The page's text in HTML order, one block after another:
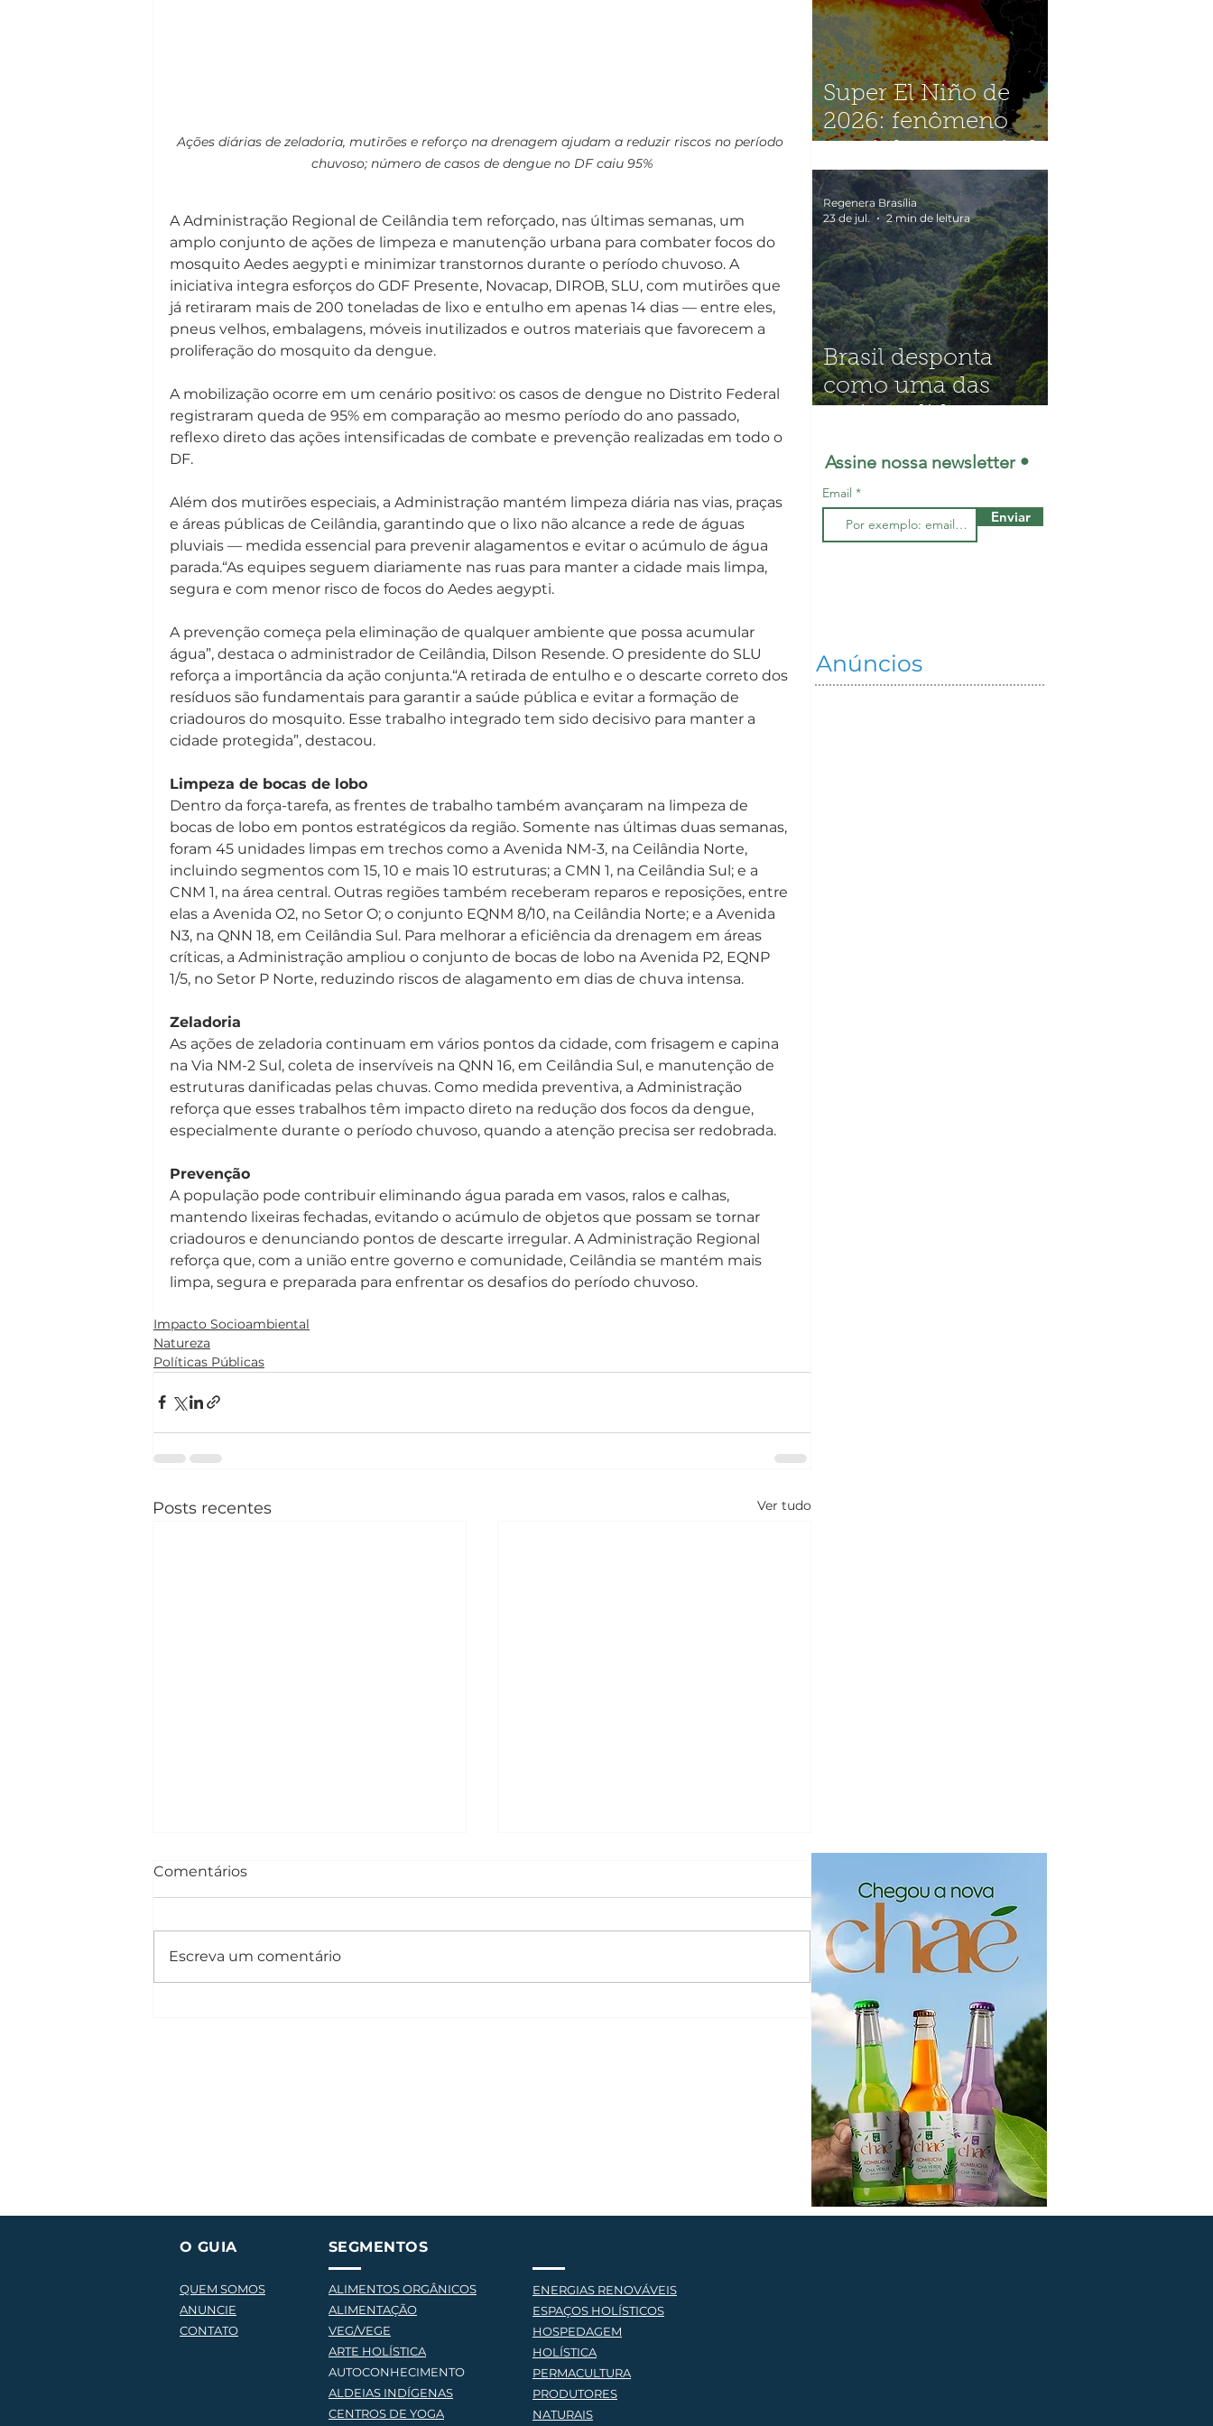
Ações diárias de zeladoria, mutirões e reforço na drenagem ajudam a reduzir riscos no período
chuvoso; número de casos de dengue no DF caiu 95%
A Administração Regional de Ceilândia tem reforçado, nas últimas semanas, um
amplo conjunto de ações de limpeza e manutenção urbana para combater focos do
mosquito Aedes aegypti e minimizar transtornos durante o período chuvoso. A
iniciativa integra esforços do GDF Presente, Novacap, DIROB, SLU, com mutirões que
já retiraram mais de 200 toneladas de lixo e entulho em apenas 14 dias — entre eles,
pneus velhos, embalagens, móveis inutilizados e outros materiais que favorecem a
proliferação do mosquito da dengue.
A mobilização ocorre em um cenário positivo: os casos de dengue no Distrito Federal
registraram queda de 95% em comparação ao mesmo período do ano passado,
reflexo direto das ações intensificadas de combate e prevenção realizadas em todo o
DF.
Além dos mutirões especiais, a Administração mantém limpeza diária nas vias, praças
e áreas públicas de Ceilândia, garantindo que o lixo não alcance a rede de águas
pluviais — medida essencial para prevenir alagamentos e evitar o acúmulo de água
parada.“As equipes seguem diariamente nas ruas para manter a cidade mais limpa,
segura e com menor risco de focos do Aedes aegypti.
A prevenção começa pela eliminação de qualquer ambiente que possa acumular
água”, destaca o administrador de Ceilândia, Dilson Resende. O presidente do SLU
reforça a importância da ação conjunta.“A retirada de entulho e o descarte correto dos
resíduos são fundamentais para garantir a saúde pública e evitar a formação de
criadouros do mosquito. Esse trabalho integrado tem sido decisivo para manter a
cidade protegida”, destacou.
Limpeza de bocas de lobo
Dentro da força-tarefa, as frentes de trabalho também avançaram na limpeza de
bocas de lobo em pontos estratégicos da região. Somente nas últimas duas semanas,
foram 45 unidades limpas em trechos como a Avenida NM-3, na Ceilândia Norte,
incluindo segmentos com 15, 10 e mais 10 estruturas; a CMN 1, na Ceilândia Sul; e a
CNM 1, na área central. Outras regiões também receberam reparos e reposições, entre
elas a Avenida O2, no Setor O; o conjunto EQNM 8/10, na Ceilândia Norte; e a Avenida
N3, na QNN 18, em Ceilândia Sul. Para melhorar a eficiência da drenagem em áreas
críticas, a Administração ampliou o conjunto de bocas de lobo na Avenida P2, EQNP
1/5, no Setor P Norte, reduzindo riscos de alagamento em dias de chuva intensa.
Zeladoria
As ações de zeladoria continuam em vários pontos da cidade, com frisagem e capina
na Via NM-2 Sul, coleta de inservíveis na QNN 16, em Ceilândia Sul, e manutenção de
estruturas danificadas pelas chuvas. Como medida preventiva, a Administração
reforça que esses trabalhos têm impacto direto na redução dos focos da dengue,
especialmente durante o período chuvoso, quando a atenção precisa ser redobrada.
Prevenção
A população pode contribuir eliminando água parada em vasos, ralos e calhas,
mantendo lixeiras fechadas, evitando o acúmulo de objetos que possam se tornar
criadouros e denunciando pontos de descarte irregular. A Administração Regional
reforça que, com a união entre governo e comunidade, Ceilândia se mantém mais
limpa, segura e preparada para enfrentar os desafios do período chuvoso.
Impacto Socioambiental
Natureza
Políticas Públicas
Posts recentes Ver tudo
Comentários
Escreva um comentário
Super El Niño de
2026: fenômeno
histórico e acende
alerta global
Brasil desponta
como uma das
restauração de
ecossistemas
Regenera Brasília
23 de jul.
2 min de leitura
Assine nossa newsletter •
Email
Enviar
Anúncios
O GUIA
QUEM SOMOS
ANUNCIE
CONTATO
SEGMENTOS
ALIMENTOS ORGÂNICOS
ALIMENTAÇÃO
VEG/VEGE
ARTE HOLÍSTICA
AUTOCONHECIMENTO
ALDEIAS INDÍGENAS
CENTROS DE YOGA
ENERGIAS RENOVÁVEIS
ESPAÇOS HOLÍSTICOS
HOSPEDAGEM
HOLÍSTICA
PERMACULTURA
PRODUTORES
NATURAIS